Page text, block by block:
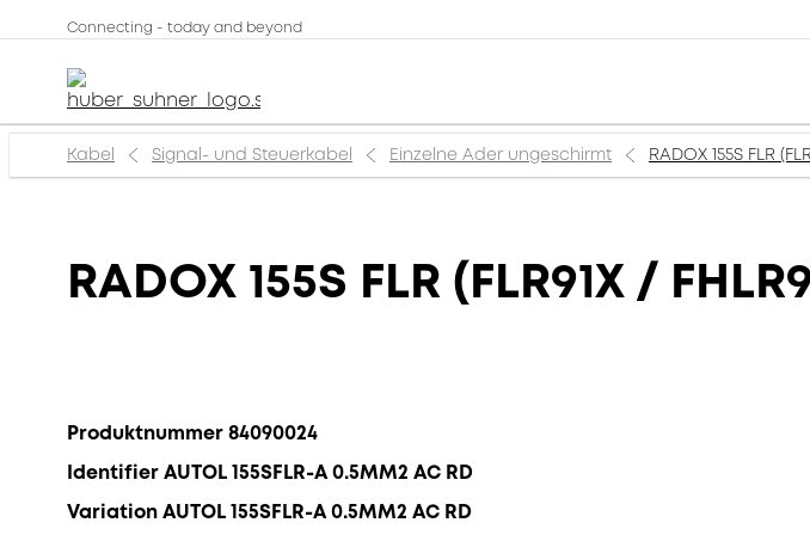
Connecting - today and beyond
Kabel Signal- und Steuerkabel Einzelne Ader ungeschirmt RADOX 155S FLR
RADOX 155S FLR (FLR91X /
Produktnummer 84090024
Identifier AUTOL 155SFLR-A 0.5MM2 AC RD
Variation AUTOL 155SFLR-A 0.5MM2 AC RD